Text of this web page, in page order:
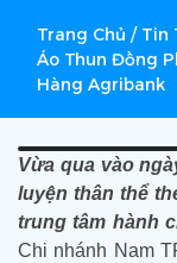
Trang Chủ / Tin
Áo Thun Đồng
Hàng Agribank
Vừa qua vào
luyện thân thể
trung tâm hành
Chi nhánh Nam